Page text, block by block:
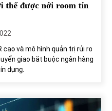
thế được nới room tín
cao và mô hình quản trị rủi ro
giao bắt buộc ngân hàng
dụng.